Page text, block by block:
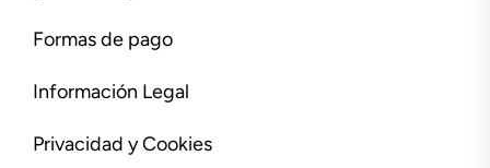
Formas de pago
Información Legal
Privacidad y Cookies